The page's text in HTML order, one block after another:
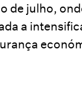
de julho,
a